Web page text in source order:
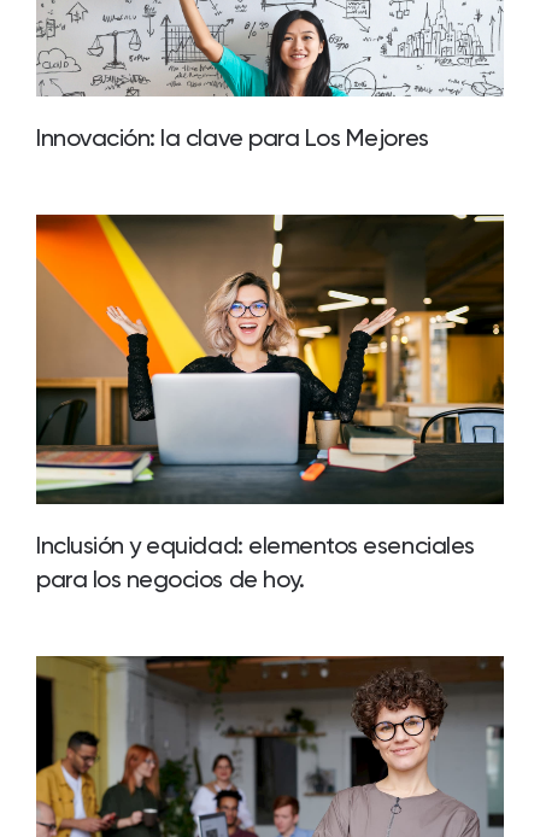
Innovación: la clave para Los Mejores
Inclusión y equidad: elementos esenciales
para los negocios de hoy.